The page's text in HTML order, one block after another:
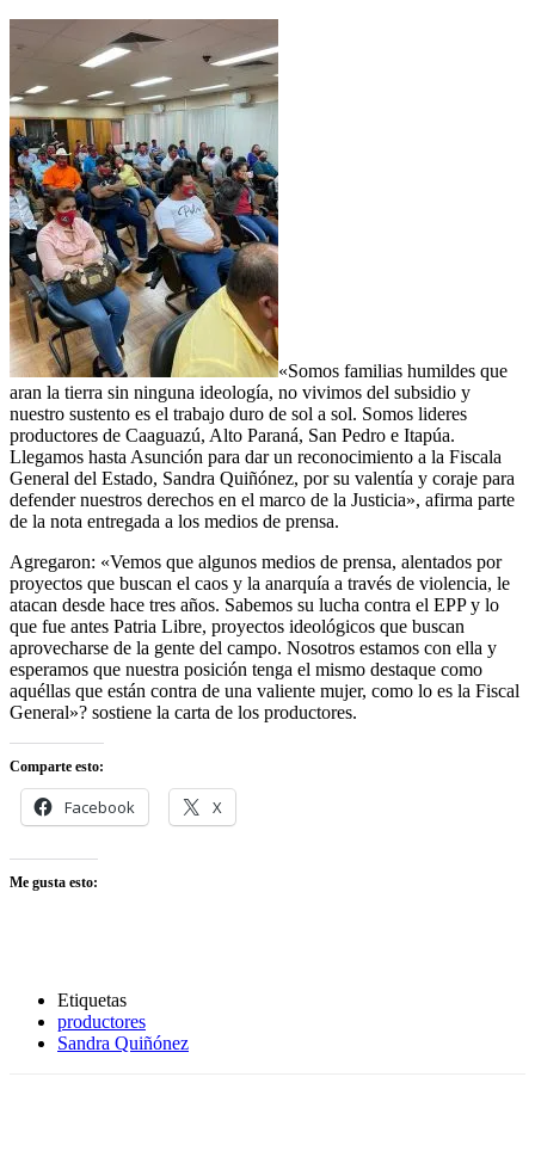
«Somos familias humildes que
aran la tierra sin ninguna ideología, no vivimos del subsidio y
nuestro sustento es el trabajo duro de sol a sol. Somos lideres
productores de Caaguazú, Alto Paraná, San Pedro e Itapúa.
Llegamos hasta Asunción para dar un reconocimiento a la Fiscala
General del Estado, Sandra Quiñónez, por su valentía y coraje para
defender nuestros derechos en el marco de la Justicia», afirma parte
de la nota entregada a los medios de prensa.
Agregaron: «Vemos que algunos medios de prensa, alentados por
proyectos que buscan el caos y la anarquía a través de violencia, le
atacan desde hace tres años. Sabemos su lucha contra el EPP y lo
que fue antes Patria Libre, proyectos ideológicos que buscan
aprovecharse de la gente del campo. Nosotros estamos con ella y
esperamos que nuestra posición tenga el mismo destaque como
aquéllas que están contra de una valiente mujer, como lo es la Fiscal
General»? sostiene la carta de los productores.
Comparte esto:
Facebook X
Me gusta esto:
Etiquetas
productores
Sandra Quiñónez